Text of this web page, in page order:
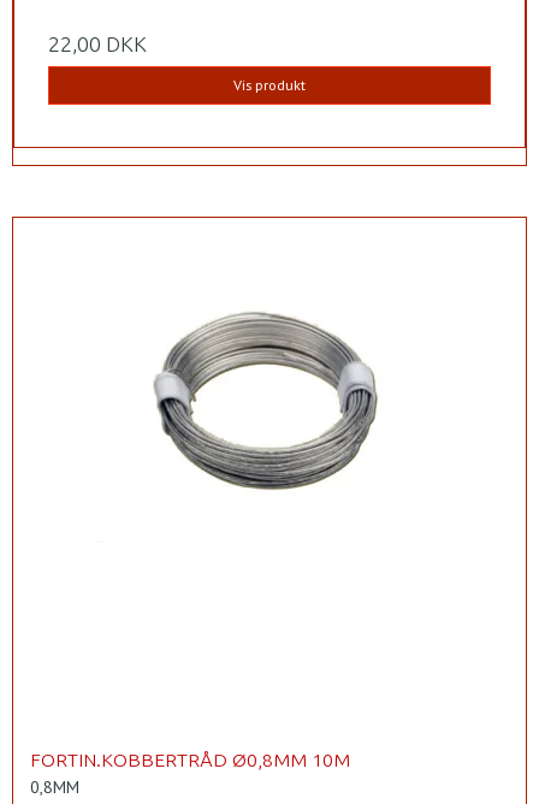
22,00 DKK
Vis produkt
FORTIN.KOBBERTRÅD Ø0,8MM 10M
0,8MM